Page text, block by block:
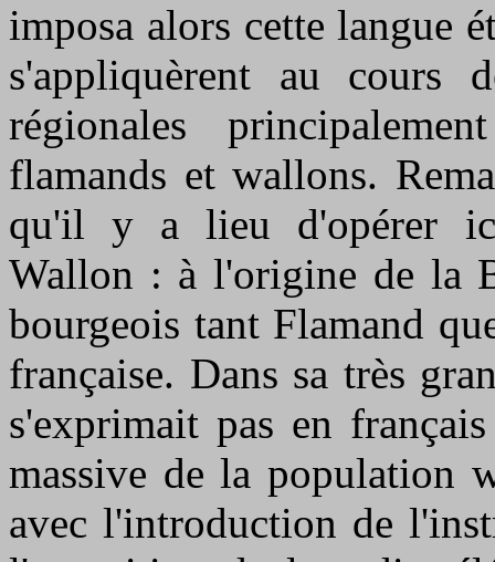
imposa alors cette langue
s'appliquèrent au cours
régionales
flamands et wallons.
qu'il y a lieu d'opérer
Wallon : à l'origine de la
bourgeois tant Flamand
française. Dans sa très
s'exprimait pas en
massive de la population
avec l'introduction de